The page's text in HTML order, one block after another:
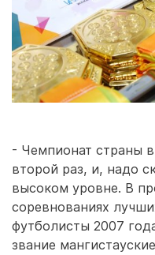
- Чемпионат страны
второй раз, и, надо
высоком уровне. В
соревнованиях
футболисты 2007
звание